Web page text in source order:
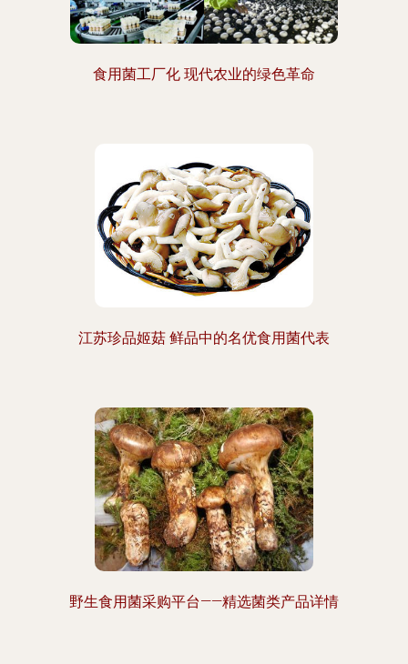
食用菌工厂化 现代农业的绿色革命
江苏珍品姬菇 鲜品中的名优食用菌代表
野生食用菌采购平台——精选菌类产品详情